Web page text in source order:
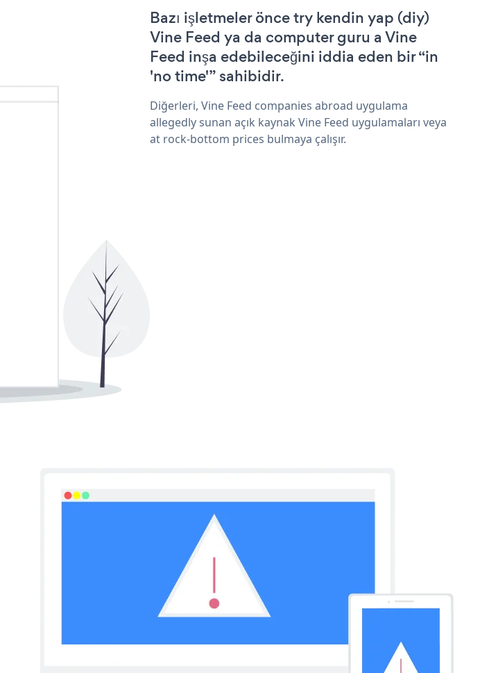
Bazı işletmeler önce try kendin yap (diy)
Vine Feed ya da computer guru a Vine
Feed inşa edebileceğini iddia eden bir “in
'no time'” sahibidir.
Diğerleri, Vine Feed companies abroad uygulama
allegedly sunan açık kaynak Vine Feed uygulamaları veya
at rock-bottom prices bulmaya çalışır.